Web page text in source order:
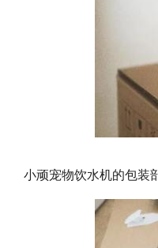
小顽宠物饮水机的包装